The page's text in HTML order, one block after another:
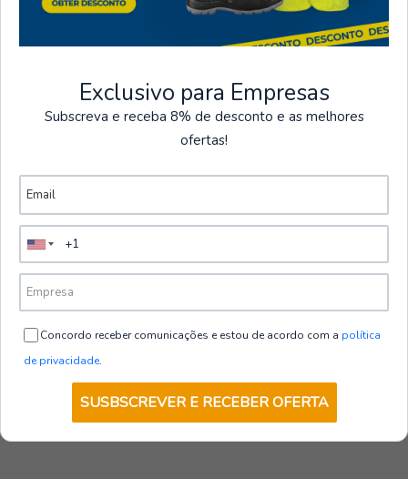
Visto recientemente
Exclusivo para Empresas
Subscreva e receba 8% de desconto e as melhores
ofertas!
Concordo receber comunicações e estou de acordo com a política
de privacidade.
SUSBSCREVER E RECEBER OFERTA